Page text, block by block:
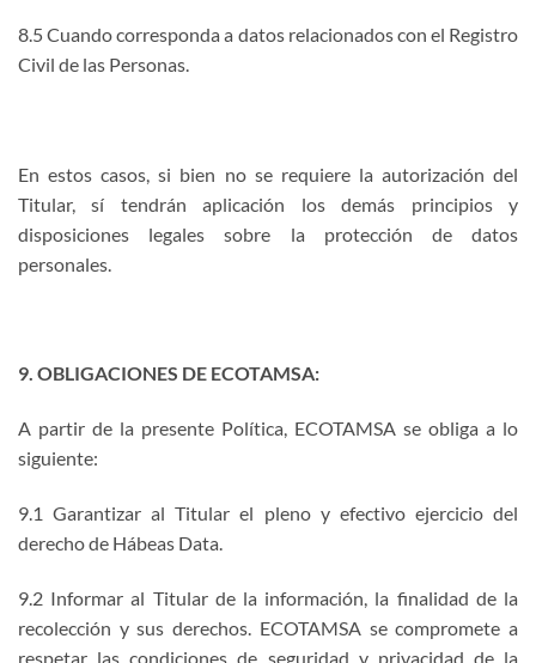
8.5 Cuando corresponda a datos relacionados con el Registro
Civil de las Personas.
En estos casos, si bien no se requiere la autorización del
Titular, sí tendrán aplicación los demás principios y
disposiciones legales sobre la protección de datos
personales.
9. OBLIGACIONES DE ECOTAMSA:
A partir de la presente Política, ECOTAMSA se obliga a lo
siguiente:
9.1 Garantizar al Titular el pleno y efectivo ejercicio del
derecho de Hábeas Data.
9.2 Informar al Titular de la información, la finalidad de la
recolección y sus derechos. ECOTAMSA se compromete a
respetar las condiciones de seguridad y privacidad de la